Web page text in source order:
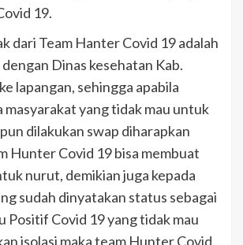
19.
dari Team Hanter Covid 19 adalah
dengan Dinas kesehatan Kab.
lapangan, sehingga apabila
masyarakat yang tidak mau untuk
dilakukan swap diharapkan
Hunter Covid 19 bisa membuat
nurut, demikian juga kepada
sudah dinyatakan status sebagai
Positif Covid 19 yang tidak mau
isolasi maka team Hunter Covid